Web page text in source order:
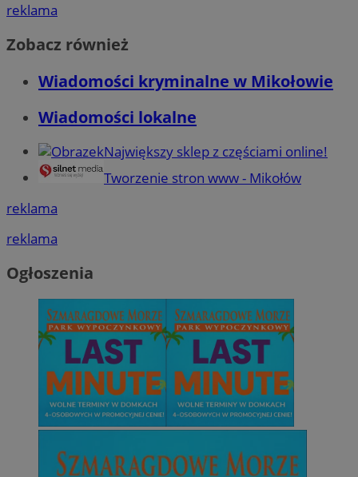
reklama
Zobacz również
Wiadomości kryminalne w Mikołowie
Wiadomości lokalne
Największy sklep z częściami online!
Tworzenie stron www - Mikołów
reklama
reklama
Ogłoszenia